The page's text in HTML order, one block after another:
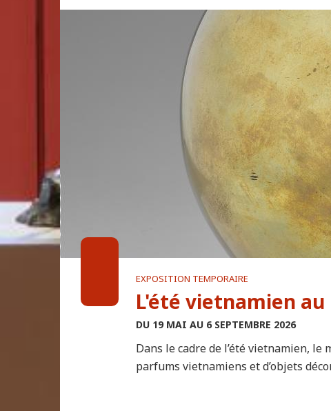
EXPOSITION TEMPORAIRE
L'été vietnamien au
DU 19 MAI AU 6 SEPTEMBRE 2026
Dans le cadre de l’été vietnamien, le
parfums vietnamiens et d’objets